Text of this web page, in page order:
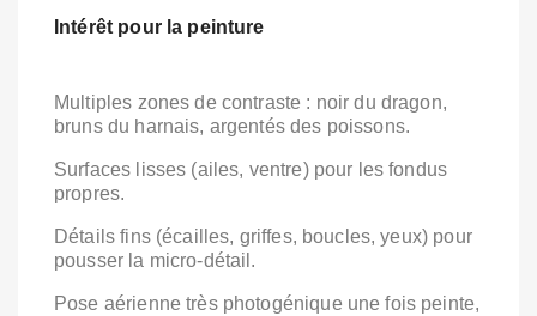
Intérêt pour la peinture
Multiples zones de contraste : noir du dragon,
bruns du harnais, argentés des poissons.
Surfaces lisses (ailes, ventre) pour les fondus
propres.
Détails fins (écailles, griffes, boucles, yeux) pour
pousser la micro‑détail.
Pose aérienne très photogénique une fois peinte,